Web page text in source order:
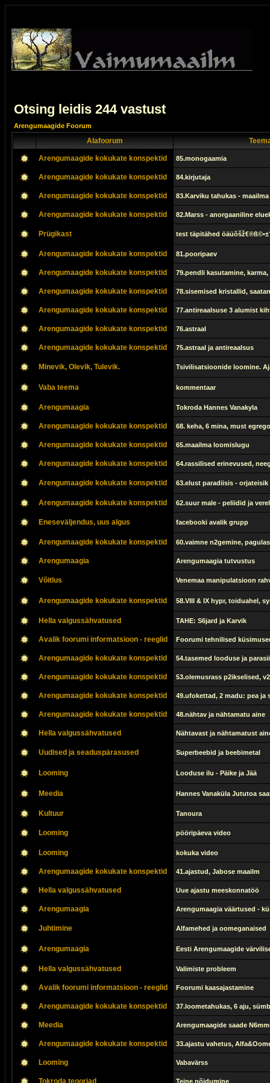
Otsing leidis 244 vastust
Arengumaagide Foorum
Alafoorum
Arengumaagide kokukate konspektid 85.monogaamia
Arengumaagide kokukate konspektid 84.kirjutaja
Arengumaagide kokukate konspektid 83.Karviku tahukas -
Arengumaagide kokukate konspektid 82.Marss - anorgaaniline
Prügikast test täpitähed
Arengumaagide kokukate konspektid 81.pooripaev
Arengumaagide kokukate konspektid 79.pendli kasutamine,
Arengumaagide kokukate konspektid 78.sisemised kristallid,
Arengumaagide kokukate konspektid 77.antireaalsuse 3 alumist
Arengumaagide kokukate konspektid 76.astraal
Arengumaagide kokukate konspektid 75.astraal ja antireaalsus
Minevik, Olevik, Tulevik. Tsivilisatsioonide loomine.
Vaba teema kommentaar
Arengumaagia Tokroda Hannes Vanakyla
Arengumaagide kokukate konspektid 68. keha, 6 mina, must
Arengumaagide kokukate konspektid 65.maailma loomislugu
Arengumaagide kokukate konspektid 64.rassilised erinevused,
Arengumaagide kokukate konspektid 63.elust paradiisis -
Arengumaagide kokukate konspektid 62.suur male - peliidid ja
Eneseväljendus, uus algus facebooki avalik grupp
Arengumaagide kokukate konspektid 60.vaimne n2gemine,
Arengumaagia Arengumaagia tutvustus
Võitlus Venemaa manipulatsioon
Arengumaagide kokukate konspektid 58.VIII & IX hypr, toiduahel,
Hella valgussähvatused TAHE: S6jard ja Karvik
Avalik foorumi informatsioon - reeglid Foorumi tehnilised
Arengumaagide kokukate konspektid 54.tasemed looduse ja
Arengumaagide kokukate konspektid 53.olemusrass p2ikselised,
Arengumaagide kokukate konspektid 49.ufokettad, 2 madu: pea ja
Arengumaagide kokukate konspektid 48.nähtav ja nähtamatu aine
Hella valgussähvatused Nähtavast ja nähtamatust
Uudised ja seaduspärasused Superbeebid ja beebimetal
Looming Looduse ilu - Päike ja Jää
Meedia Hannes Vanaküla Jututoa
Kultuur Tanoura
Looming pööripäeva video
Looming kokuka video
Arengumaagide kokukate konspektid 41.ajastud, Jabose maailm
Hella valgussähvatused Uue ajastu meeskonnatöö
Arengumaagia Arengumaagia väärtused -
Juhtimine Alfamehed ja oomeganaised
Arengumaagia Eesti Arengumaagide
Hella valgussähvatused Valimiste probleem
Avalik foorumi informatsioon - reeglid Foorumi kaasajastamine
Arengumaagide kokukate konspektid 37.loometahukas, 6 aju,
Meedia Arengumaagide saade
Arengumaagide kokukate konspektid 33.ajastu vahetus,
Looming Vabavärss
Tokroda teooriad Teine nõidumine